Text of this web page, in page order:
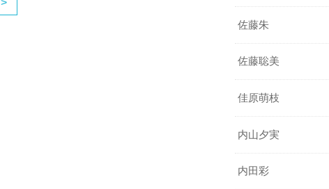
佐藤朱
佐藤聡美
佳原萌枝
内山夕実
内田彩